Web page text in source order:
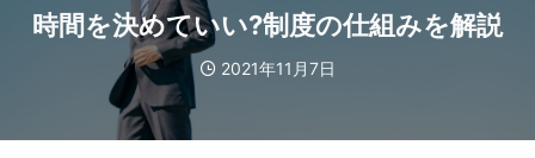
時間を決めていい?制度の仕組みを解説
2021年11月7日